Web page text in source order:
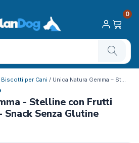
0
Biscotti per Cani / Unica Natura Gemma – Stelline c…
- Stelline con Frutti
Snack Senza Glutine